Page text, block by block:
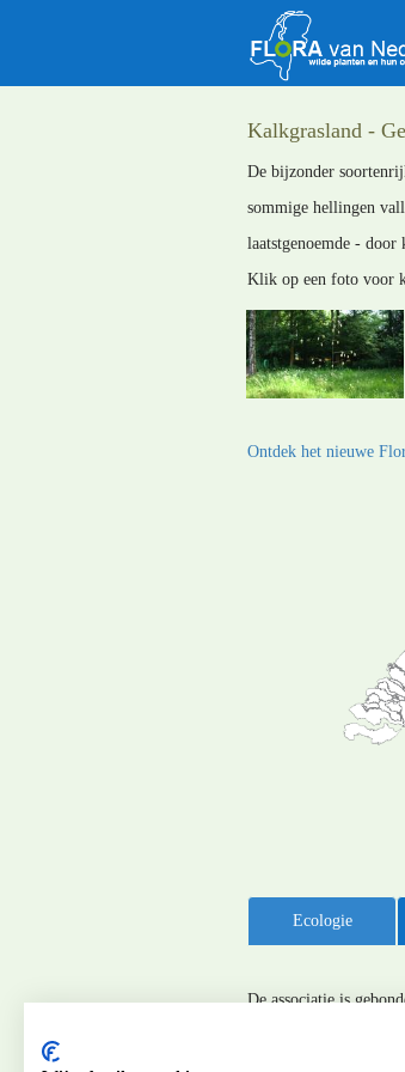
Kalkgrasland -
De bijzonder
sommige hellingen
laatstgenoemde - door
Klik op een foto voor
Ontdek het nieuwe
Ecologie
De associatie is
uit hemicryptofyten,